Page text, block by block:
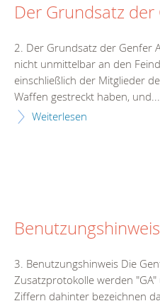
Der Grundsatz
2. Der Grundsatz der Genfer
nicht unmittelbar an den
einschließlich der Mitglieder
Waffen gestreckt haben, und...
Weiterlesen
Benutzungshinweis
3. Benutzungshinweis Die
Zusatzprotokolle werden
Ziffern dahinter bezeichnen